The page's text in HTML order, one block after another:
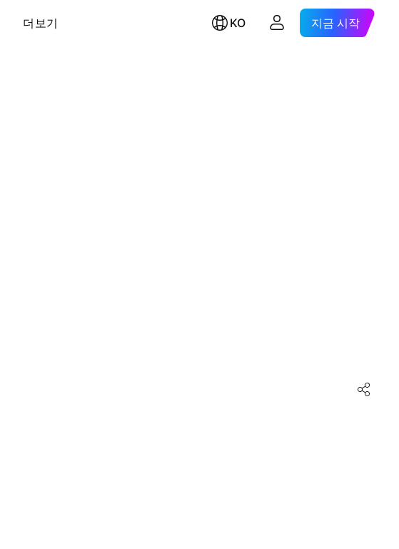
더보기 KO 지금 시작